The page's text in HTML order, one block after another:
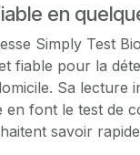
en
Simply Test
fiable pour la
Sa lecture
en font le test de
savoir